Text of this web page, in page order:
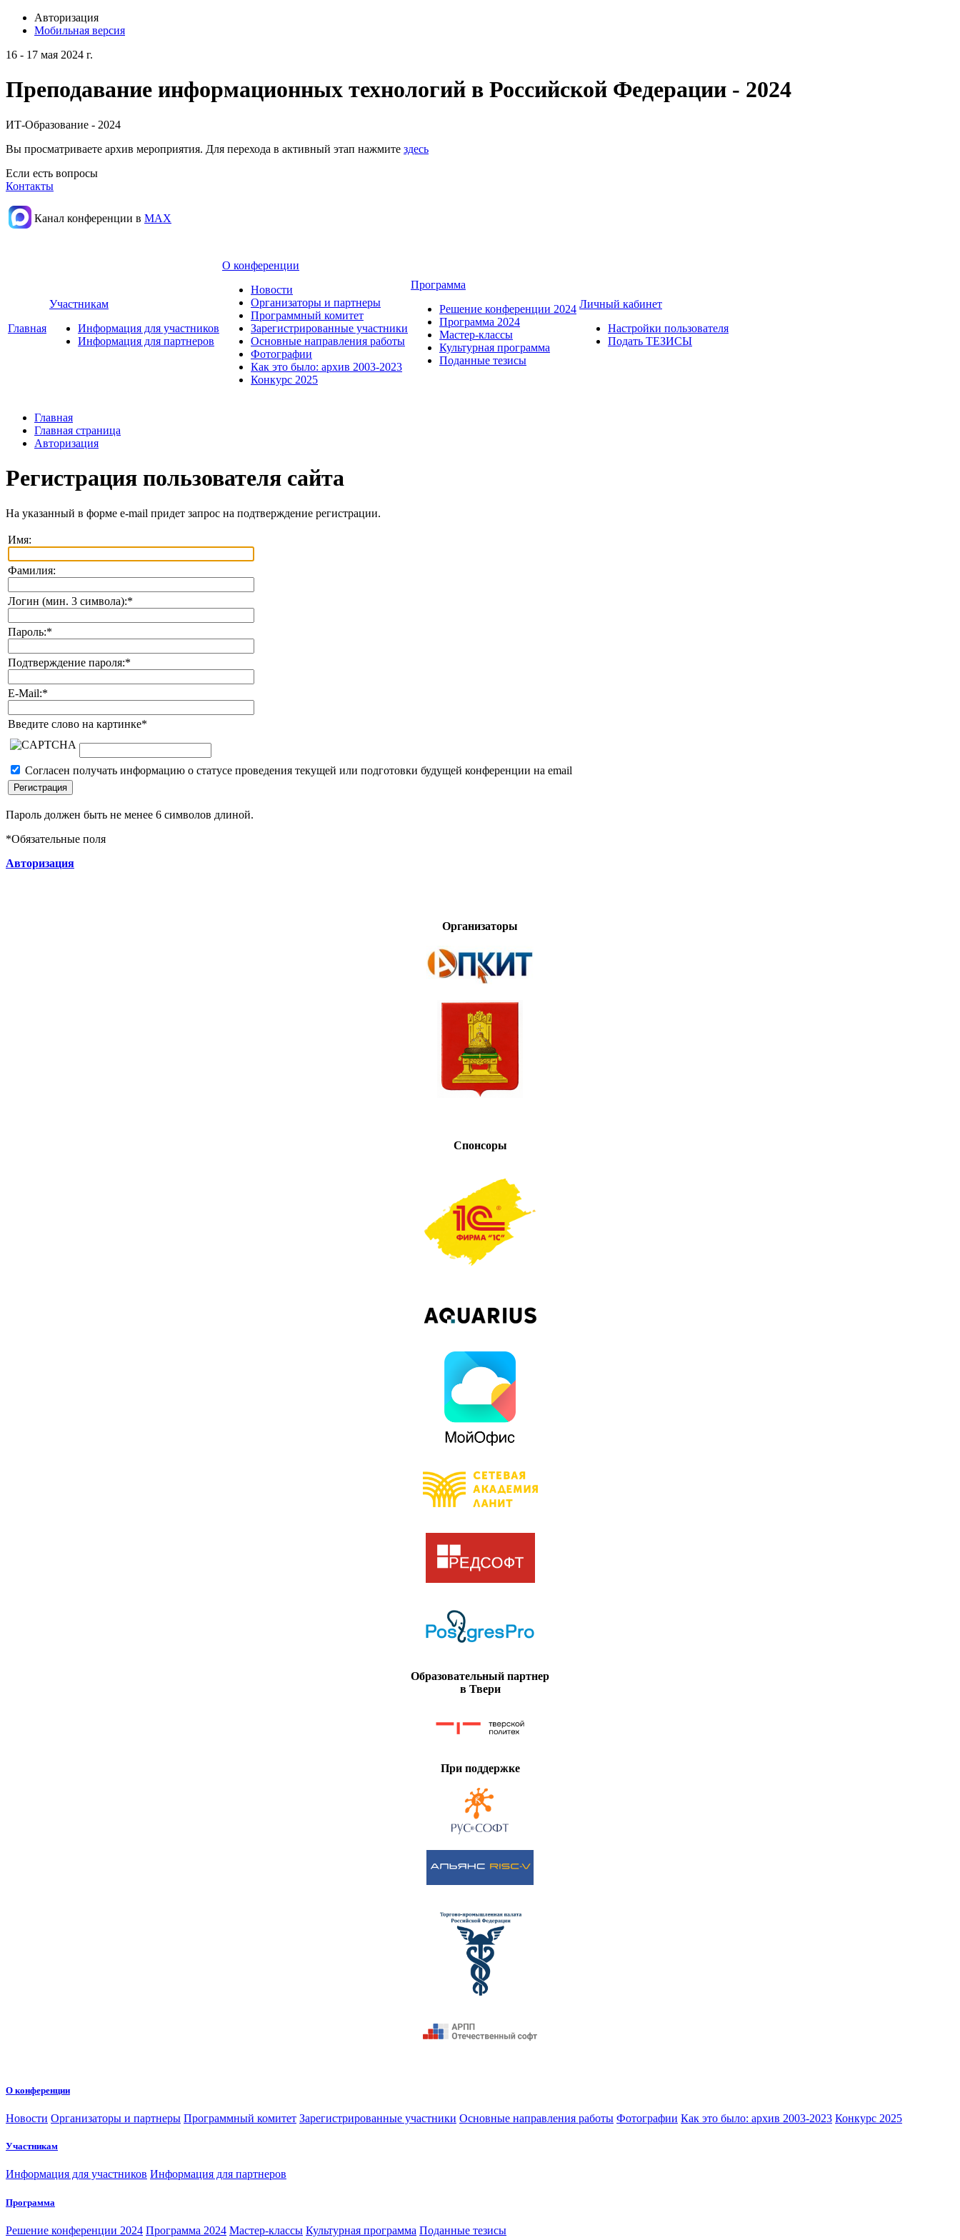
Авторизация
Мобильная версия
16 - 17 мая 2024 г.
Преподавание информационных технологий в Российской Федерации - 2024
ИТ-Образование - 2024
Вы просматриваете архив мероприятия. Для перехода в активный этап нажмите здесь
Если есть вопросы
Контакты
Канал конференции в МАХ
Главная
Участникам
Информация для участников
Информация для партнеров
О конференции
Новости
Организаторы и партнеры
Программный комитет
Зарегистрированные участники
Основные направления работы
Фотографии
Как это было: архив 2003-2023
Конкурс 2025
Программа
Решение конференции 2024
Программа 2024
Мастер-классы
Культурная программа
Поданные тезисы
Личный кабинет
Настройки пользователя
Подать ТЕЗИСЫ
Главная
Главная страница
Авторизация
Регистрация пользователя сайта
На указанный в форме e-mail придет запрос на подтверждение регистрации.
Имя:
Фамилия:
Логин (мин. 3 символа):*
Пароль:*
Подтверждение пароля:*
E-Mail:*
Введите слово на картинке*
Согласен получать информацию о статусе проведения текущей или подготовки будущей конференции на email
Пароль должен быть не менее 6 символов длиной.
*Обязательные поля
Авторизация
Организаторы
Спонсоры
Образовательный партнер
в Твери
При поддержке
О конференции
Новости Организаторы и партнеры Программный комитет Зарегистрированные участники Основные направления работы Фотографии Как это было: архив 2003-2023 Конкурс 2025
Участникам
Информация для участников Информация для партнеров
Программа
Решение конференции 2024 Программа 2024 Мастер-классы Культурная программа Поданные тезисы